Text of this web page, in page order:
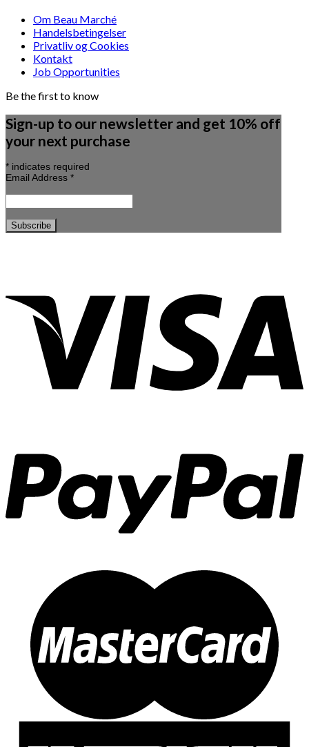
Om Beau Marché
Handelsbetingelser
Privatliv og Cookies
Kontakt
Job Opportunities
Be the first to know
Sign-up to our newsletter and get 10% off
your next purchase
* indicates required
Email Address *